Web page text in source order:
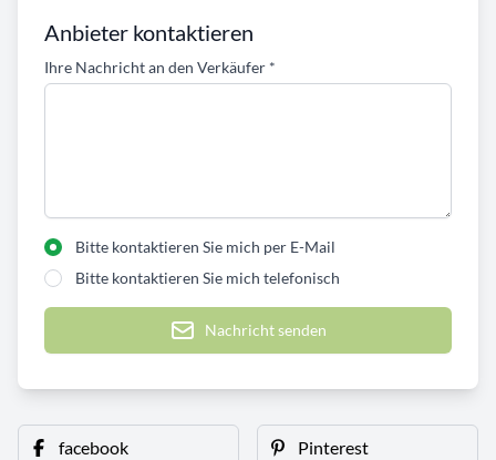
Anbieter kontaktieren
Ihre Nachricht an den Verkäufer *
Bitte kontaktieren Sie mich per E-Mail
Bitte kontaktieren Sie mich telefonisch
Nachricht senden
facebook Pinterest